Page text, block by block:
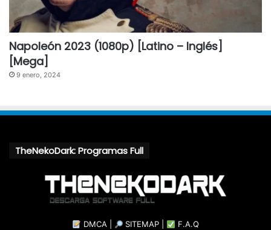
Napoleón 2023 (1080p) [Latino – Inglés]
[Mega]
9 enero, 2024
TheNekoDark: Programas Full
DMCA| SITEMAP F.A.Q